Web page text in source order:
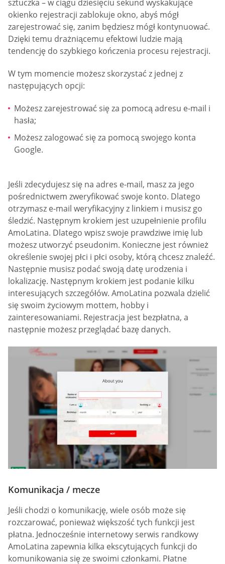
sztuczka – w ciągu dziesięciu sekund wyskakujące
okienko rejestracji zablokuje okno, abyś mógł
zarejestrować się, zanim będziesz mógł kontynuować.
Dzięki temu drażniącemu efektowi ludzie mają
tendencję do szybkiego kończenia procesu rejestracji.
W tym momencie możesz skorzystać z jednej z
następujących opcji:
Możesz zarejestrować się za pomocą adresu e-mail i
hasła;
Możesz zalogować się za pomocą swojego konta
Google.
Jeśli zdecydujesz się na adres e-mail, masz za jego
pośrednictwem zweryfikować swoje konto. Dlatego
otrzymasz e-mail weryfikacyjny z linkiem i musisz go
śledzić. Następnym krokiem jest uzupełnienie profilu
AmoLatina. Dlatego wpisz swoje prawdziwe imię lub
możesz utworzyć pseudonim. Konieczne jest również
określenie swojej płci i płci osoby, którą chcesz znaleźć.
Następnie musisz podać swoją datę urodzenia i
lokalizację. Następnym krokiem jest podanie kilku
interesujących szczegółów. AmoLatina pozwala dzielić
się swoim życiowym mottem, hobby i
zainteresowaniami. Rejestracja jest bezpłatna, a
następnie możesz przeglądać bazę danych.
Komunikacja / mecze
Jeśli chodzi o komunikację, wiele osób może się
rozczarować, ponieważ większość tych funkcji jest
płatna. Jednocześnie internetowy serwis randkowy
AmoLatina zapewnia kilka ekscytujących funkcji do
komunikowania się ze swoimi członkami. Płatne